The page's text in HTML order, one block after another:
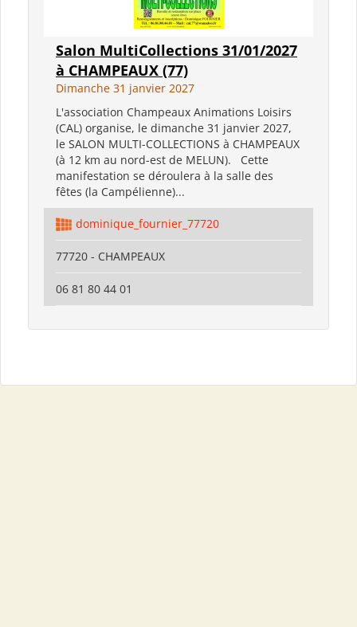
Salon MultiCollections 31/01/2027
à CHAMPEAUX (77)
Dimanche 31 janvier 2027
L'association Champeaux Animations Loisirs
(CAL) organise, le dimanche 31 janvier 2027,
le SALON MULTI-COLLECTIONS à CHAMPEAUX
(à 12 km au nord-est de MELUN). Cette
manifestation se déroulera à la salle des
fêtes (la Campélienne)...
dominique_fournier_77720
77720 - CHAMPEAUX
06 81 80 44 01